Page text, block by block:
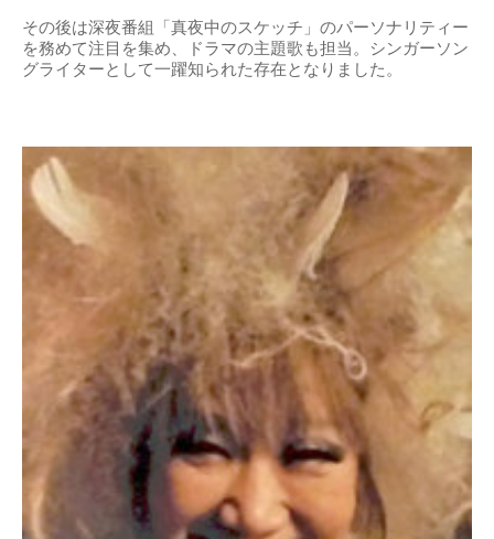
その後は深夜番組「真夜中のスケッチ」のパーソナリティー
を務めて注目を集め、ドラマの主題歌も担当。シンガーソン
グライターとして一躍知られた存在となりました。